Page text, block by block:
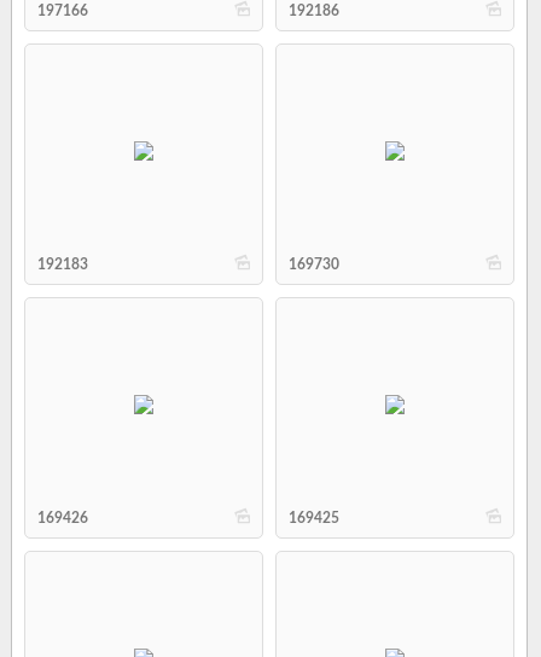
b
197166 b
192186
b
192183 b
169730
b
169426 b
169425